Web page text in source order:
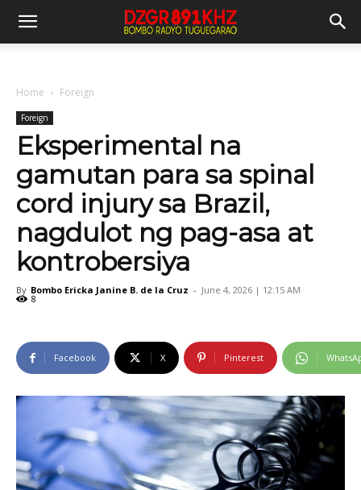
Home Foreign
Foreign
Eksperimental na
gamutan para sa spinal
cord injury sa Brazil,
nagdulot ng pag-asa at
kontrobersiya
By Bombo Ericka Janine B. de la Cruz - June 4, 2026 | 12:15 AM
8
Facebook X Pinterest